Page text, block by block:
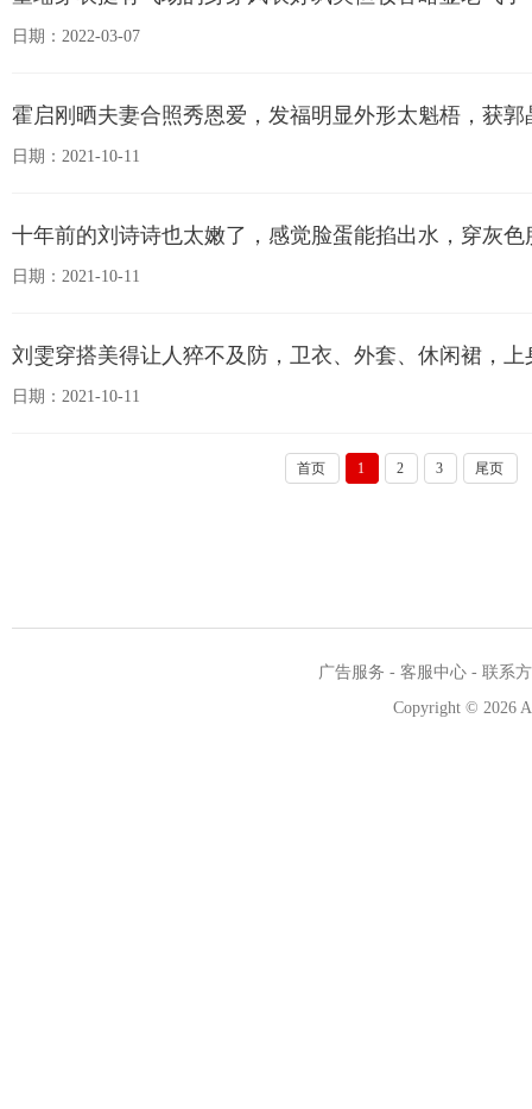
日期：2022-03-07
霍启刚晒夫妻合照秀恩爱，发福明显外形太魁梧，获郭
日期：2021-10-11
十年前的刘诗诗也太嫩了，感觉脸蛋能掐出水，穿灰色
日期：2021-10-11
刘雯穿搭美得让人猝不及防，卫衣、外套、休闲裙，上
日期：2021-10-11
首页 1 2 3 尾页
广告服务 - 客服中心 - 联系
Copyright © 2026